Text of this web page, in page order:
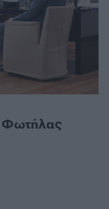
Φωτήλας